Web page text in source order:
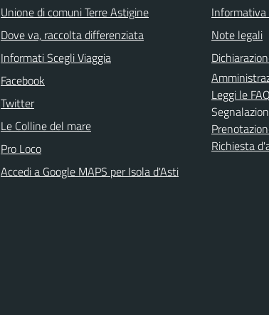
Unione di comuni Terre Astigine
Dove va, raccolta differenziata
Informati Scegli Viaggia
Facebook
Twitter
Le Colline del mare
Pro Loco
Accedi a Google MAPS per Isola d'Asti
Informativa
Note legali
Leggi le FAQ
Richiesta